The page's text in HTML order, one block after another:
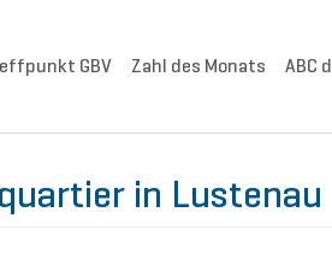
GBV Zahl des Monats ABC
in Lustenau